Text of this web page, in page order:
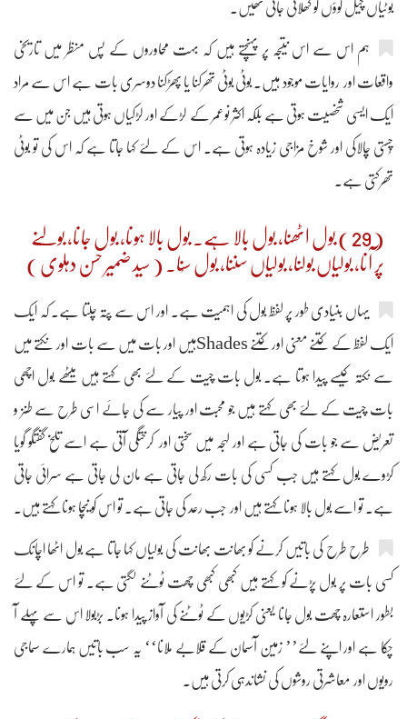
بوٹیاں چیل کووّں کو کھلائی جاتی تھیں۔
ہم اس سے اس نتیجہ پر پہنچتے ہیں کہ بہت محاوروں کے پس منظر میں تاریخی
واقعات اور روایات موجود ہیں۔ بوٹی بوٹی تھرکنا یا پھڑکنا دوسری بات ہے اس سے مراد
ایک ایسی شخصیت ہوتی ہے بلکہ اکثر نوعمر کے لڑکے اور لڑکیاں ہوتی ہیں جن میں سے
چُستی چالاکی اور شوخ مزاجی زیادہ ہوتی ہے۔ اس کے لئے کہا جاتا ہے کہ اس کی تو بوٹی
تھرکتی ہے۔
( 29 ) بول اٹھنا، بول بالا ہے۔ بول بالا ہونا، بول جانا، بولنے
پر آنا، بولیاں بولنا، بولیاں سننا، بول سُنا۔ ( سید ضمیر حسن دہلوی )
یہاں بنیادی طور پر لفظ بول کی اہمیت ہے۔ اور اس سے پتہ چلتا ہے۔ کہ ایک
ایک لفظ کے کتنے معنی اور کتنے Shadesہیں اور بات میں سے بات اور نکتے میں
سے نکتہ کیسے پیدا ہوتا ہے۔ بول بات چیت کے لئے بھی کہتے ہیں میٹھے بول اچھی
بات چیت کے لئے بھی کہتے ہیں جو محبت اور پیار سے کی جائے اسی طرح سے طنز و
تعریض سے جو بات کی جاتی ہے اور لہجہ میں سختی اور کرختگی آتی ہے اسے تلخ گفتگو گویا
کڑوے بول کہتے ہیں جب کسی کی بات رکھ لی جاتی ہے مان لی جاتی ہے سرائی جاتی
ہے۔ تو اسے بول بالا ہونا کہتے ہیں اور جب رعد کی جاتی ہے۔ تو اس کو نیچا ہونا کہتے ہیں۔
طرح طرح کی باتیں کرنے کو بھانت بھانت کی بولیاں کہا جاتا ہے بول اٹھا اچانک
کسی بات پر بول پڑنے کو کہتے ہیں کبھی کبھی چھت ٹوٹنے لگتی ہے۔ تو اس کے لئے
بطور استعارہ چھت بول جانا یعنی کڑیوں کے ٹوٹنے کی آواز پیدا ہونا۔ بڑبولا اس سے پہلے آ
چکا ہے اور اپنے لئے’’ زمین آسمان کے قلابے ملانا‘‘ یہ سب باتیں ہمارے سماجی
رویوں اور معاشرتی روشوں کی نشاندہی کرتی ہیں۔